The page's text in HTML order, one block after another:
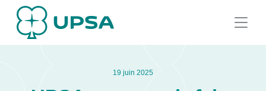
19 juin 2025